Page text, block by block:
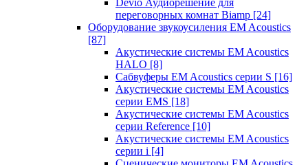
Devio Аудиорешение для
переговорных комнат Biamp [24]
Оборудование звукоусиления EM Acoustics
[87]
Акустические системы EM Acoustics
HALO [8]
Сабвуферы EM Acoustics серии S [16]
Акустические системы EM Acoustics
серии EMS [18]
Акустические системы EM Acoustics
серии Reference [10]
Акустические системы EM Acoustics
серии i [4]